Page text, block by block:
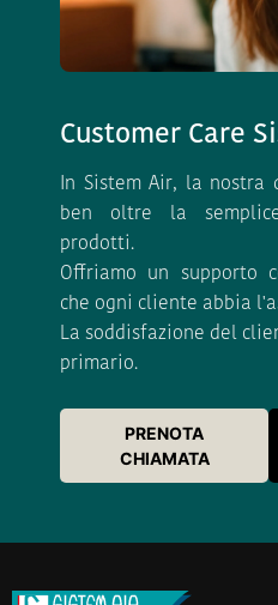
Customer Care
In Sistem Air, la nostra
ben oltre la
prodotti.
Offriamo un supporto
che ogni cliente abbia
La soddisfazione del
primario.
PRENOTA
CHIAMATA